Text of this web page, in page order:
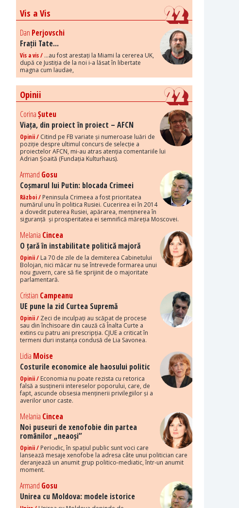
Vis a Vis
Dan Perjovschi
Frații Tate...
Vis a vis / ...au fost arestați la Miami la cererea UK,
după ce Justiția de la noi i-a lăsat în libertate
magna cum laudae,
Opinii
CorinaȘuteu
Viața, din proiect în proiect – AFCN
Opinii / Citind pe FB variate și numeroase luări de
poziție despre ultimul concurs de selecție a
proiectelor AFCN, mi-au atras atenția comentariile lui
Adrian Șoaită (Fundația Kulturhaus).
Armand Gosu
Coșmarul lui Putin: blocada Crimeei
Război / Peninsula Crimeea a fost prioritatea
numărul unu în politica Rusiei. Cucerirea ei în 2014
a dovedit puterea Rusiei, apărarea, menținerea în
siguranță și prosperitatea ei semnifică măreția Moscovei.
Melania Cincea
O țară în instabilitate politică majoră
Opinii / La 70 de zile de la demiterea Cabinetului
Bolojan, nici măcar nu se întrevede formarea unui
nou guvern, care să fie sprijinit de o majoritate
parlamentară.
Cristian Campeanu
UE pune la zid Curtea Supremă
Opinii / Zeci de inculpați au scăpat de procese
sau din închisoare din cauză că Înalta Curte a
extins cu patru ani prescripția. CJUE a criticat în
termeni duri instanța condusă de Lia Savonea.
Lidia Moise
Costurile economice ale haosului politic
Opinii / Economia nu poate rezista cu retorica
falsă a susținerii intereselor poporului, care, de
fapt, ascunde obsesia menținerii privilegiilor și a
averilor unor caste.
Melania Cincea
Noi puseuri de xenofobie din partea
românilor „neaoși”
Opinii / Periodic, în spațiul public sunt voci care
lansează mesaje xenofobe la adresa câte unui politician care
deranjează un anumit grup politico-mediatic, într-un anumit
moment.
Armand Gosu
Unirea cu Moldova: modele istorice